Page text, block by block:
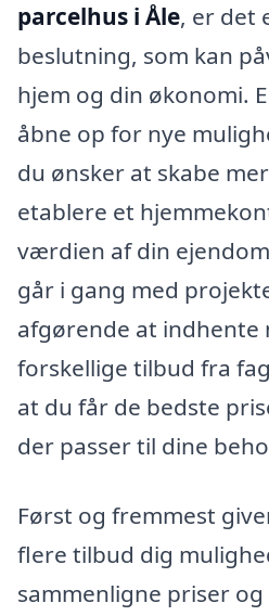
parcelhus i Åle, er det
beslutning, som kan
hjem og din økonomi.
åbne op for nye
du ønsker at skabe
etablere et
værdien af din
går i gang med
afgørende at indhente
forskellige tilbud fra
at du får de bedste
der passer til dine
Først og fremmest
flere tilbud dig
sammenligne priser og